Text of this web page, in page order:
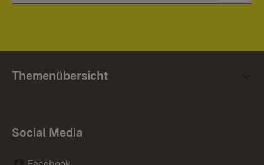
Themenübersicht
Social Media